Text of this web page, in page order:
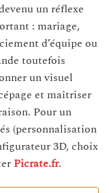
un réflexe
: mariage,
d’équipe ou
toutefois
un visuel
et maîtriser
Pour un
(personnalisation
3D, choix
Picrate.fr.